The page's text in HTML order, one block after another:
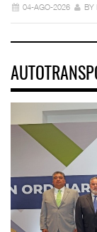
04-AGO-2026 BY